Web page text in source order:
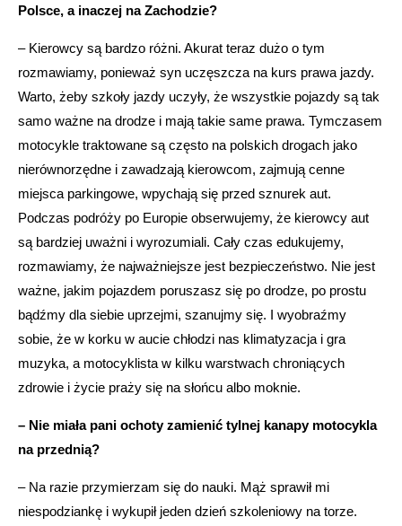
Polsce, a inaczej na Zachodzie?
– Kierowcy są bardzo różni. Akurat teraz dużo o tym
rozmawiamy, ponieważ syn uczęszcza na kurs prawa jazdy.
Warto, żeby szkoły jazdy uczyły, że wszystkie pojazdy są tak
samo ważne na drodze i mają takie same prawa. Tymczasem
motocykle traktowane są często na polskich drogach jako
nierównorzędne i zawadzają kierowcom, zajmują cenne
miejsca parkingowe, wpychają się przed sznurek aut.
Podczas podróży po Europie obserwujemy, że kierowcy aut
są bardziej uważni i wyrozumiali. Cały czas edukujemy,
rozmawiamy, że najważniejsze jest bezpieczeństwo. Nie jest
ważne, jakim pojazdem poruszasz się po drodze, po prostu
bądźmy dla siebie uprzejmi, szanujmy się. I wyobraźmy
sobie, że w korku w aucie chłodzi nas klimatyzacja i gra
muzyka, a motocyklista w kilku warstwach chroniących
zdrowie i życie praży się na słońcu albo moknie.
– Nie miała pani ochoty zamienić tylnej kanapy motocykla
na przednią?
– Na razie przymierzam się do nauki. Mąż sprawił mi
niespodziankę i wykupił jeden dzień szkoleniowy na torze.